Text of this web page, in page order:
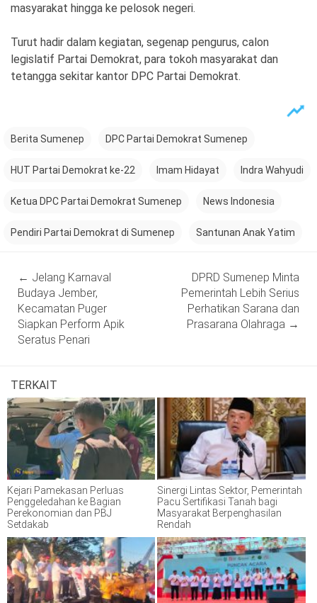
masyarakat hingga ke pelosok negeri.
Turut hadir dalam kegiatan, segenap pengurus, calon
legislatif Partai Demokrat, para tokoh masyarakat dan
tetangga sekitar kantor DPC Partai Demokrat.
Berita Sumenep DPC Partai Demokrat Sumenep
HUT Partai Demokrat ke-22 Imam Hidayat Indra Wahyudi
Ketua DPC Partai Demokrat Sumenep News Indonesia
Pendiri Partai Demokrat di Sumenep Santunan Anak Yatim
navigation
← Jelang Karnaval
Budaya Jember,
Kecamatan Puger
Siapkan Perform Apik
Seratus Penari
DPRD Sumenep Minta
Pemerintah Lebih Serius
Perhatikan Sarana dan
Prasarana Olahraga →
TERKAIT
Kejari Pamekasan Perluas
Penggeledahan ke Bagian
Perekonomian dan PBJ
Setdakab
Sinergi Lintas Sektor, Pemerintah
Pacu Sertifikasi Tanah bagi
Masyarakat Berpenghasilan
Rendah